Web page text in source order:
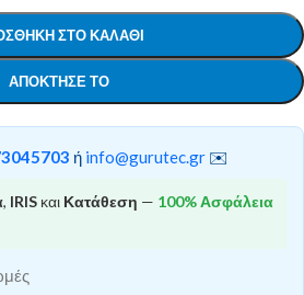
ΣΤΟ ΚΑΛΆΘΙ
ΑΠΌΚΤΗΣΕ ΤΟ
ή info@gurutec.gr ✉️
, IRIS και Κατάθεση — 100% Ασφάλεια